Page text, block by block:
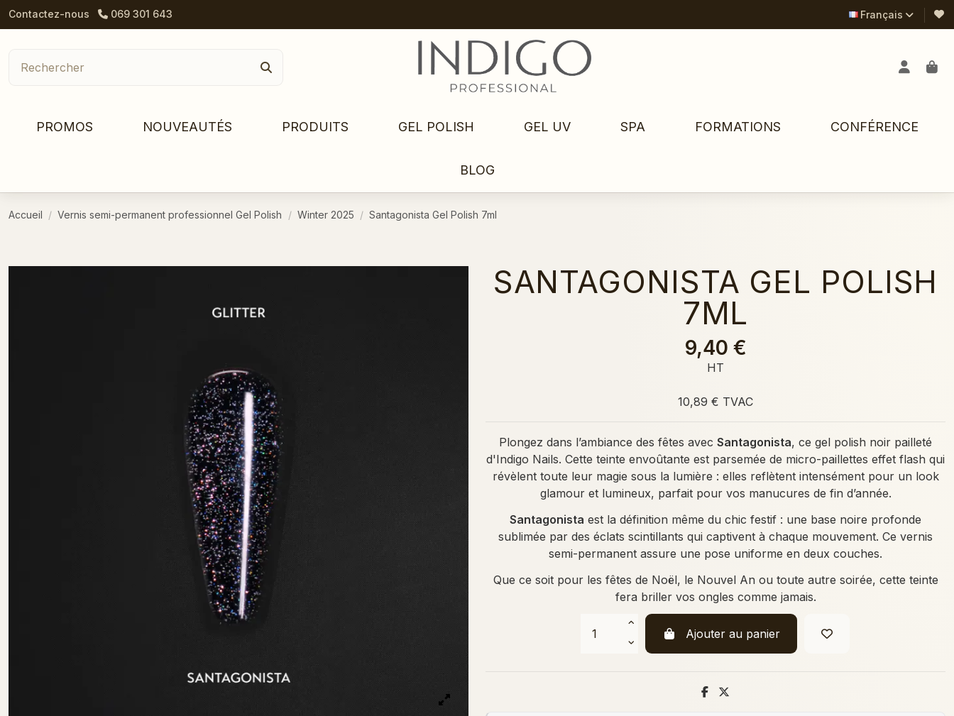
Contactez-nous 069 301 643 Français
PROMOS NOUVEAUTÉS PRODUITS GEL POLISH GEL UV SPA FORMATIONS CONFÉRENCE
BLOG
Accueil Vernis semi-permanent professionnel Gel Polish Winter 2025 Santagonista Gel Polish 7ml
SANTAGONISTA GEL POLISH
7ML
9,40 €
HT
10,89 € TVAC
Plongez dans l’ambiance des fêtes avec Santagonista, ce gel polish noir pailleté
d'Indigo Nails. Cette teinte envoûtante est parsemée de micro-paillettes effet flash qui
révèlent toute leur magie sous la lumière : elles reflètent intensément pour un look
glamour et lumineux, parfait pour vos manucures de fin d’année.
Santagonista est la définition même du chic festif : une base noire profonde
sublimée par des éclats scintillants qui captivent à chaque mouvement. Ce vernis
semi-permanent assure une pose uniforme en deux couches.
Que ce soit pour les fêtes de Noël, le Nouvel An ou toute autre soirée, cette teinte
fera briller vos ongles comme jamais.
Ajouter au panier